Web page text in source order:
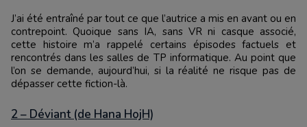
J’ai été entraîné par tout ce que l’autrice a mis en avant ou en
contrepoint. Quoique sans IA, sans VR ni casque associé,
cette histoire m’a rappelé certains épisodes factuels et
rencontrés dans les salles de TP informatique. Au point que
l’on se demande, aujourd’hui, si la réalité ne risque pas de
dépasser cette fiction-là.
2 – Déviant (de Hana HojH)